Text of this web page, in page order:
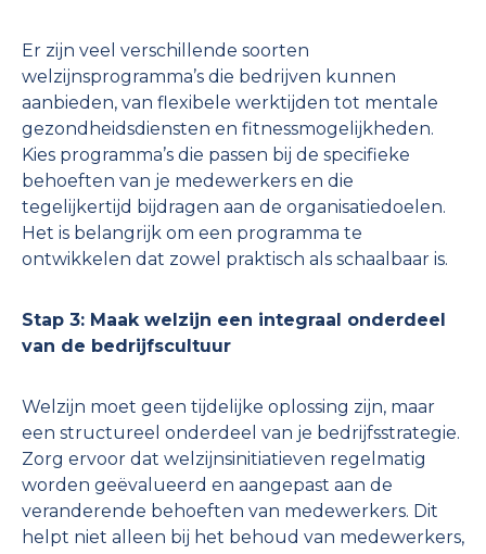
Er zijn veel verschillende soorten
welzijnsprogramma’s die bedrijven kunnen
aanbieden, van flexibele werktijden tot mentale
gezondheidsdiensten en fitnessmogelijkheden.
Kies programma’s die passen bij de specifieke
behoeften van je medewerkers en die
tegelijkertijd bijdragen aan de organisatiedoelen.
Het is belangrijk om een programma te
ontwikkelen dat zowel praktisch als schaalbaar is.
Stap 3: Maak welzijn een integraal onderdeel
van de bedrijfscultuur
Welzijn moet geen tijdelijke oplossing zijn, maar
een structureel onderdeel van je bedrijfsstrategie.
Zorg ervoor dat welzijnsinitiatieven regelmatig
worden geëvalueerd en aangepast aan de
veranderende behoeften van medewerkers. Dit
helpt niet alleen bij het behoud van medewerkers,